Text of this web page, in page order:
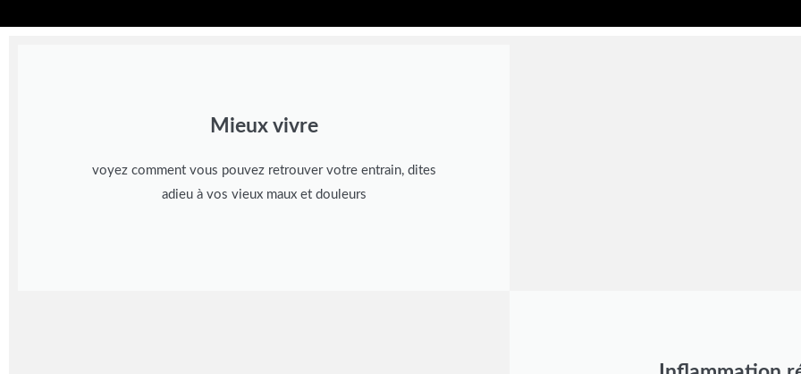
Mieux vivre
voyez comment vous pouvez retrouver votre entrain, dites
adieu à vos vieux maux et douleurs